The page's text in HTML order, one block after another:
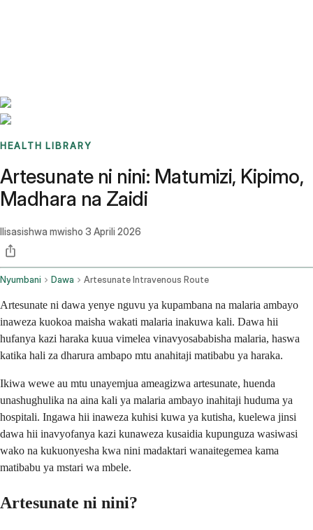
HEALTH LIBRARY
Artesunate ni nini: Matumizi, Kipimo,
Madhara na Zaidi
Ilisasishwa mwisho 3 Aprili 2026
Nyumbani Dawa Artesunate Intravenous Route
Artesunate ni dawa yenye nguvu ya kupambana na malaria ambayo
inaweza kuokoa maisha wakati malaria inakuwa kali. Dawa hii
hufanya kazi haraka kuua vimelea vinavyosababisha malaria, haswa
katika hali za dharura ambapo mtu anahitaji matibabu ya haraka.
Ikiwa wewe au mtu unayemjua ameagizwa artesunate, huenda
unashughulika na aina kali ya malaria ambayo inahitaji huduma ya
hospitali. Ingawa hii inaweza kuhisi kuwa ya kutisha, kuelewa jinsi
dawa hii inavyofanya kazi kunaweza kusaidia kupunguza wasiwasi
wako na kukuonyesha kwa nini madaktari wanaitegemea kama
matibabu ya mstari wa mbele.
Artesunate ni nini?